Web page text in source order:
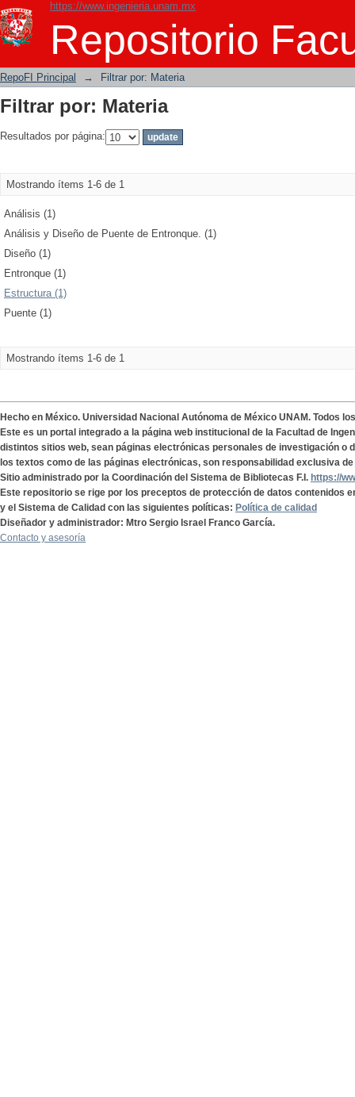
https://www.ingenieria.unam.mx
Repositorio
Filtrar por: Materia
RepoFI Principal → Filtrar por: Materia
Filtrar por: Materia
Resultados por página:
Mostrando ítems 1-6 de 1
Análisis (1)
Análisis y Diseño de Puente de Entronque. (1)
Diseño (1)
Entronque (1)
Estructura (1)
Puente (1)
Mostrando ítems 1-6 de 1
Hecho en México. Universidad Nacional Autónoma de México UNAM. Todos
Este es un portal integrado a la página web institucional de la Facultad de
distintos sitios web, sean páginas electrónicas personales de investigación o
los textos como de las páginas electrónicas, son responsabilidad exclusiva
Sitio administrado por la Coordinación del Sistema de Bibliotecas F.I. https://
Este repositorio se rige por los preceptos de protección de datos contenidos
y el Sistema de Calidad con las siguientes políticas: Política de calidad
Diseñador y administrador: Mtro Sergio Israel Franco García.
Contacto y asesoría